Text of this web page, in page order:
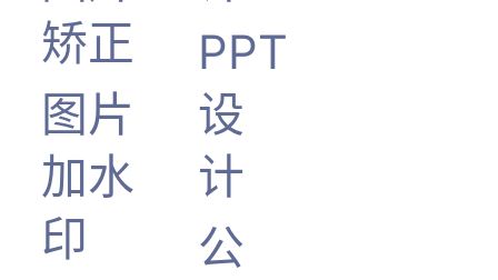
矫正
图片
加水
印
PPT
设
计
公